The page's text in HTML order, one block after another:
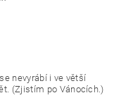
nevyrábí i ve větší
(Zjistím po Vánocích.)